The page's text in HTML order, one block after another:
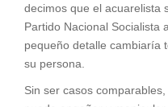
decimos que el acuarelista
Partido Nacional Socialista
pequeño detalle cambiaría
su persona.
Sin ser casos